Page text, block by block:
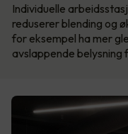
Individuelle
reduserer blending og
for eksempel ha mer
avslappende belysning